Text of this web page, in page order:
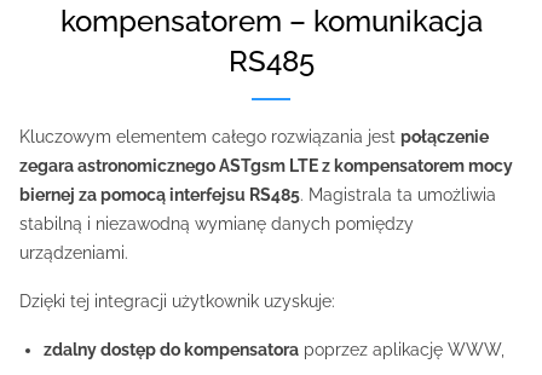
kompensatorem – komunikacja
RS485
Kluczowym elementem całego rozwiązania jest połączenie
zegara astronomicznego ASTgsm LTE z kompensatorem mocy
biernej za pomocą interfejsu RS485. Magistrala ta umożliwia
stabilną i niezawodną wymianę danych pomiędzy
urządzeniami.
Dzięki tej integracji użytkownik uzyskuje:
zdalny dostęp do kompensatora poprzez aplikację WWW,